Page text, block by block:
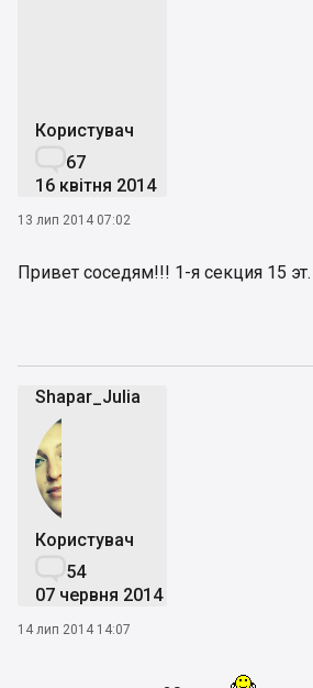
Користувач
67
16 квітня 2014
13 лип 2014 07:02
Привет соседям!!! 1-я секция 15 эт.
Shapar_Julia
Користувач
54
07 червня 2014
14 лип 2014 14:07